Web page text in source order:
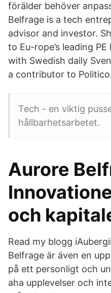
förälder behöver
Belfrage is a tech
advisor and investor.
to Eu-rope’s leading
with Swedish daily
a contributor to
Tech - en viktig
hållbarhetsarbetet.
Aurore
och
Read my blogg
Belfrage är även en
på ett personligt och
aha upplevelser och